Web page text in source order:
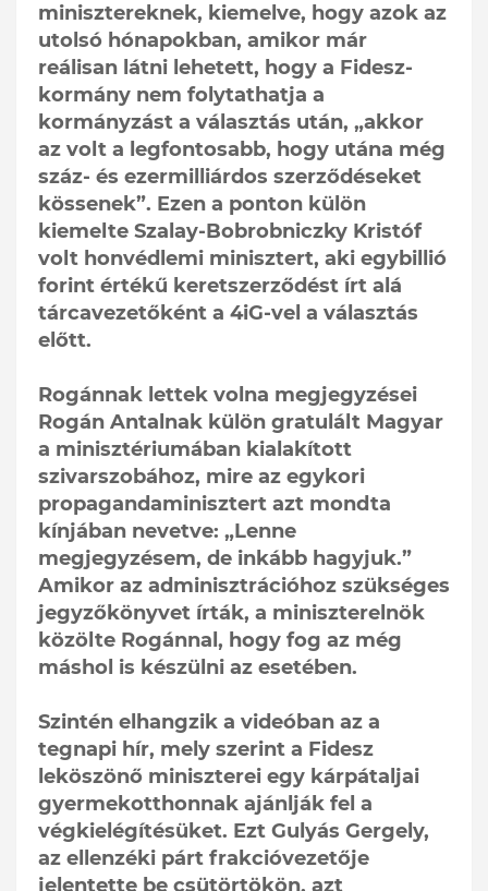
minisztereknek, kiemelve, hogy azok az
utolsó hónapokban, amikor már
reálisan látni lehetett, hogy a Fidesz-
kormány nem folytathatja a
kormányzást a választás után, „akkor
az volt a legfontosabb, hogy utána még
száz- és ezermilliárdos szerződéseket
kössenek”. Ezen a ponton külön
kiemelte Szalay-Bobrobniczky Kristóf
volt honvédlemi minisztert, aki egybillió
forint értékű keretszerződést írt alá
tárcavezetőként a 4iG-vel a választás
előtt.
Rogánnak lettek volna megjegyzései
Rogán Antalnak külön gratulált Magyar
a minisztériumában kialakított
szivarszobához, mire az egykori
propagandaminisztert azt mondta
kínjában nevetve: „Lenne
megjegyzésem, de inkább hagyjuk.”
Amikor az adminisztrációhoz szükséges
jegyzőkönyvet írták, a miniszterelnök
közölte Rogánnal, hogy fog az még
máshol is készülni az esetében.
Szintén elhangzik a videóban az a
tegnapi hír, mely szerint a Fidesz
leköszönő miniszterei egy kárpátaljai
gyermekotthonnak ajánlják fel a
végkielégítésüket. Ezt Gulyás Gergely,
az ellenzéki párt frakcióvezetője
jelentette be csütörtökön, azt